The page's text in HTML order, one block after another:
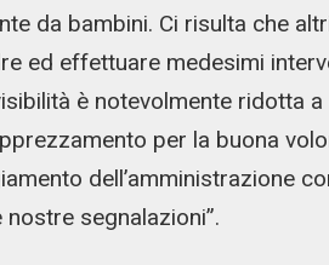
da bambini. Ci risulta che
ed effettuare medesimi
è notevolmente ridotta
per la buona
dell’amministrazione
segnalazioni”.